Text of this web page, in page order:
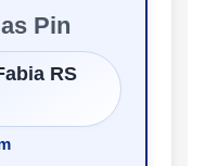
Pin
RS